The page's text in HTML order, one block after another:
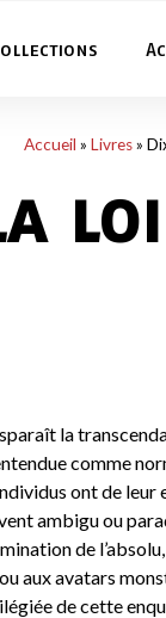
Accueil » Livres»
loi
la
comme
ont de
ambigu ou
de
aux avatars
de cette